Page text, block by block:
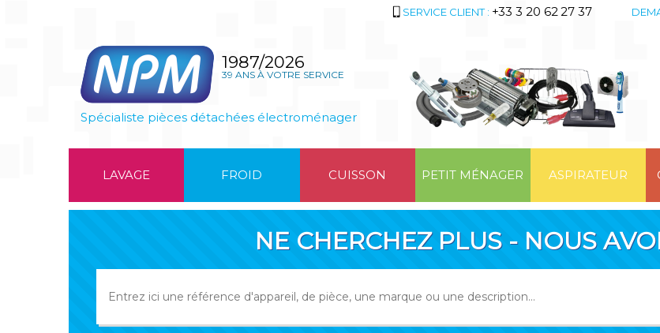
SERVICE CLIENT : +33 3 20 62 27 37
1987/2026
39 ANS À VOTRE SERVICE
Spécialiste pièces détachées électroménager
LAVAGE FROID CUISSON PETIT MÉNAGER ASPIRATEUR
NE CHERCHEZ PLUS - NOUS